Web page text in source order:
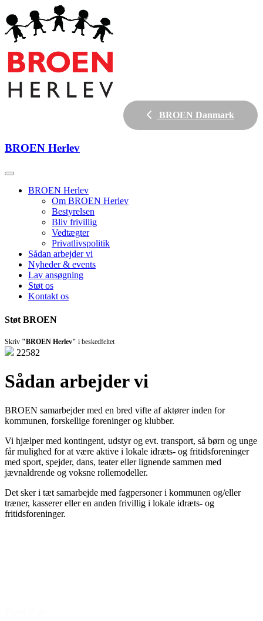
BROEN Danmark
BROEN Herlev
BROEN Herlev
Om BROEN Herlev
Bestyrelsen
Bliv frivillig
Vedtægter
Privatlivspolitik
Sådan arbejder vi
Nyheder & events
Lav ansøgning
Støt os
Kontakt os
Støt BROEN
Skriv "BROEN Herlev" i beskedfeltet
22582
Sådan arbejder vi
BROEN samarbejder med en bred vifte af aktører inden for
kommunen, forskellige foreninger og klubber.
Vi hjælper med kontingent, udstyr og evt. transport, så børn og unge
får mulighed for at være aktive i lokale idræts- og fritidsforeninger
med sport, spejder, dans, teater eller lignende sammen med
jævnaldrende og voksne rollemodeller.
Det sker i tæt samarbejde med fagpersoner i kommunen og/eller
træner, kasserer eller en anden frivillig i lokale idræts- og
fritidsforeninger.